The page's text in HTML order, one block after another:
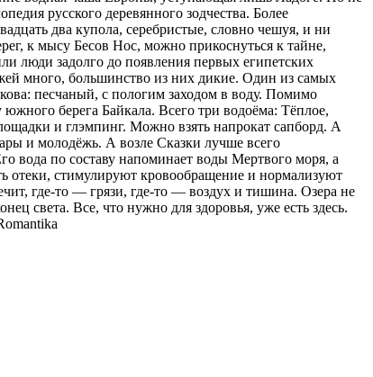
русского деревянного зодчества. Более
два купола, серебристые, словно чешуя, и ни
к мысу Бесов Нос, можно прикоснуться к тайне,
люди задолго до появления первых египетских
много, большинство из них дикие. Один из самых
песчаный, с пологим заходом в воду. Помимо
берега Байкала. Всего три водоёма: Тёплое,
и глэмпинг. Можно взять напрокат сапборд. А
и молодёжь. А возле Сказки лучше всего
вода по составу напоминает воды Мертвого моря, а
отеки, стимулируют кровообращение и нормализуют
где-то — грязи, где-то — воздух и тишина. Озера не
света. Все, что нужно для здоровья, уже есть здесь.